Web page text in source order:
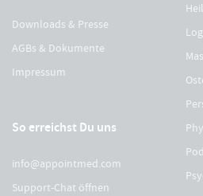
Downloads & Presse
AGBs & Dokumente
Impressum
So erreichst Du uns
info@appointmed.com
Support-Chat öffnen